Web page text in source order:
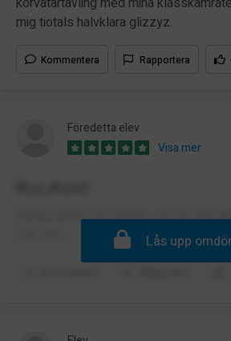
mig tiotals halvklara glizzyz.
Kommentera Rapportera
Föredetta elev
Visa mer
Mysig skola, bra lokaler och de allra
Lås upp